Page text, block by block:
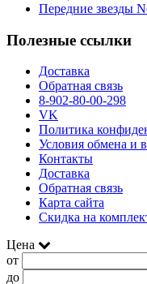
Передние звезды
Полезные ссылки
Доставка
Обратная связь
8-902-80-00-298
VK
Политика
Условия обмена и
Контакты
Доставка
Обратная связь
Карта сайта
Скидка на
Цена
от
до